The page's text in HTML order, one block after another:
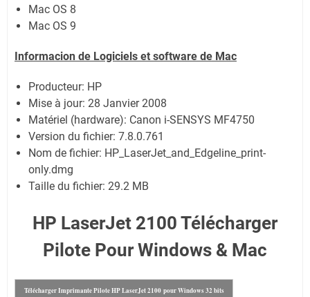
Mac OS 8
Mac OS 9
Informacion de Logiciels et software de Mac
Producteur: HP
Mise à jour: 28 Janvier 2008
Matériel (hardware): Canon i-SENSYS MF4750
Version du fichier: 7.8.0.761
Nom de fichier: HP_LaserJet_and_Edgeline_print-
only.dmg
Taille du fichier: 29.2 MB
HP LaserJet 2100 Télécharger
Pilote Pour Windows & Mac
Télécharger Imprimante Pilote HP LaserJet 2100 pour Windows 32 bits